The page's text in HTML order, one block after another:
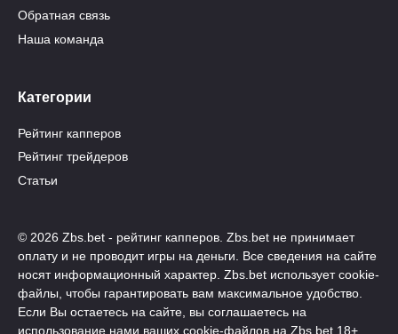
Обратная связь
Наша команда
Категории
Рейтинг капперов
Рейтинг трейдеров
Статьи
© 2026 Zbs.bet - рейтинг капперов. Zbs.bet не принимает
оплату и не проводит игры на деньги. Все сведения на сайте
носят информационный характер. Zbs.bet использует cookie-
файлы, чтобы гарантировать вам максимальное удобство.
Если Вы остаетесь на сайте, вы соглашаетесь на
использование нами ваших cookie-файлов на Zbs.bet 18+